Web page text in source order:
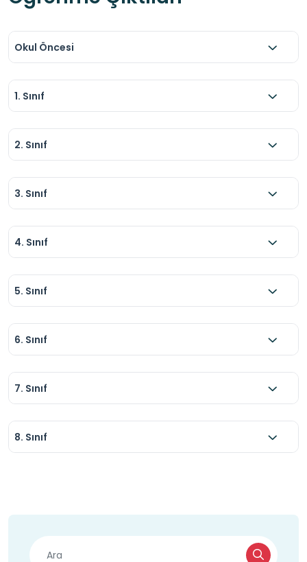
Bu tedbirler doğrultusunda gerçekleştirilecek
ziyaret, öğrenciler için güvenli, eğitici ve kalıcı
öğrenmeler sağlayan etkili bir okul dışı
Okul Öncesi
1. Sınıf
2. Sınıf
3. Sınıf
4. Sınıf
5. Sınıf
6. Sınıf
7. Sınıf
8. Sınıf